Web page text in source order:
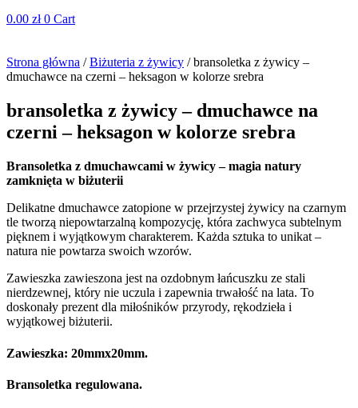
0.00 zł 0 Cart
Strona główna /Biżuteria z żywicy / bransoletka z żywicy –
dmuchawce na czerni – heksagon w kolorze srebra
bransoletka z żywicy – dmuchawce na
czerni – heksagon w kolorze srebra
Bransoletka z dmuchawcami w żywicy – magia natury
zamknięta w biżuterii
Delikatne dmuchawce zatopione w przejrzystej żywicy na czarnym
tle tworzą niepowtarzalną kompozycję, która zachwyca subtelnym
pięknem i wyjątkowym charakterem. Każda sztuka to unikat –
natura nie powtarza swoich wzorów.
Zawieszka zawieszona jest na ozdobnym łańcuszku ze stali
nierdzewnej, który nie uczula i zapewnia trwałość na lata. To
doskonały prezent dla miłośników przyrody, rękodzieła i
wyjątkowej biżuterii.
Zawieszka: 20mmx20mm.
Bransoletka regulowana.